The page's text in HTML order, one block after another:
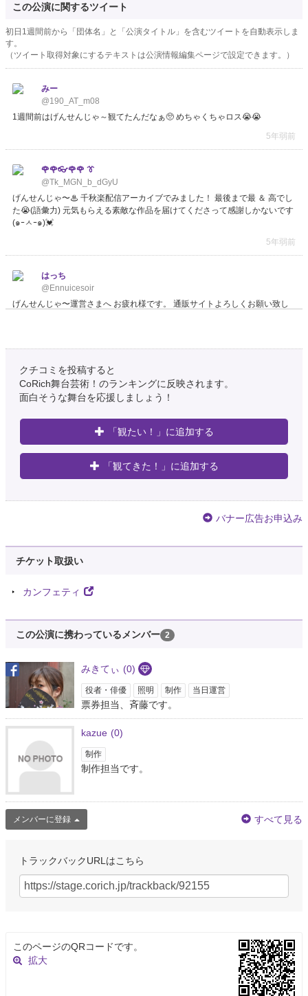
この公演に関するツイート
初日1週間前から「団体名」と「公演タイトル」を含むツイートを自動表示しま
す。
（ツイート取得対象にするテキストは公演情報編集ページで設定できます。）
みー
@190_AT_m08
1週間前はげんせんじゃ～観てたんだなぁ🥺 めちゃくちゃロス😭😭
5年弱前
🌹🌹👓🌹🌹 👔
@Tk_MGN_b_dGyU
げんせんじゃ〜♨ 千秋楽配信アーカイブでみました！ 最後まで最 ＆ 高でし
た😭(語彙力) 元気もらえる素敵な作品を届けてくださって感謝しかないです
(๑ｰㅅｰ๑)💓
5年弱前
はっち
@Ennuicesoir
げんせんじゃ〜運営さまへ お疲れ様です。 通販サイトよろしくお願い致し
♡。 𝖒𝖆𝖎 🐰🍒
@__OxO_melooO
げんせんじゃ〜の続編、一生待ってる。たぶん。
@__OxO_melooO
ふぇいす〜は後輩ちゃんがたなべくん観たい！って言ってくれて、たいしゅ
てげんせんじゃ〜貸したりしたのに、ラスト全然報われない話でおよ？？？
はる(*´`)
げんせんじゃ〜げんせんじゃ〜って、耳に残るな。
@Nishiho11
げんせんじゃアーカイブで2回目観てやっと理解した〜🥲普段から1回で理解
できないとはいえ配信だとそれ以上に…
edward
@pcnikkor
東京印書館様には昔、お世話になりました。 懐かしいです。
みー
らきらした5日間でした✨ 一緒にシブゲキ通ったお友達たちのおかげで毎日
退屈しなかったし、私たちが1番楽しんでた自信しかない✌️笑 憎まれ口を叩
きながらも本当は心…https://t.co/cVoezzYPYf
めばち
@myuebi
所JAPANで銚子電鉄のことやっててこの前げんせんじゃ～観た時の俳優さん
クチコミを投稿すると
CoRich舞台芸術！のランキングに反映されます。
面白そうな舞台を応援しましょう！
「観たい！」に追加する
「観てきた！」に追加する
バナー広告お申込み
チケット取扱い
カンフェティ
この公演に携わっているメンバー 2
みきてぃ (0)
役者・俳優 照明 制作 当日運営
票券担当、斉藤です。
kazue (0)
制作
制作担当です。
メンバーに登録 すべて見る
トラックバックURLはこちら
このページのQRコードです。
拡大